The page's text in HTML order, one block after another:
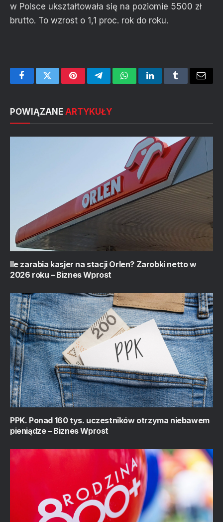
w Polsce ukształtowała się na poziomie 5500 zł
brutto. To wzrost o 1,1 proc. rok do roku.
FacebookTwitterPinterestTelegramWhatsAppLinkedInTumblrEmail
POWIĄZANE ARTYKUŁY
Ile zarabia kasjer na stacji Orlen? Zarobki netto w
2026 roku – Biznes Wprost
PPK. Ponad 160 tys. uczestników otrzyma niebawem
pieniądze – Biznes Wprost